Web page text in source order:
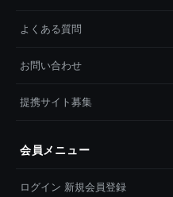
よくある質問
お問い合わせ
提携サイト募集
会員メニュー
ログイン 新規会員登録